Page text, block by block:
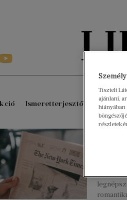
Ismeretterjesztő
Tisztelt
ajánlani,
hiányában